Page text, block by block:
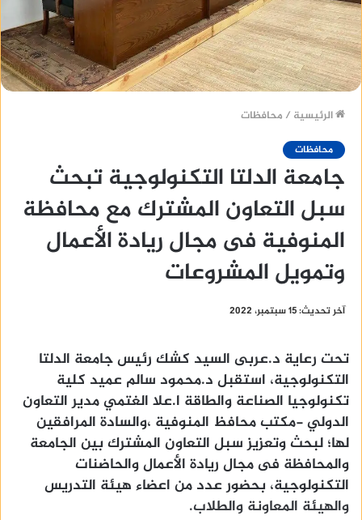
الرئيسية / محافظات
محافظات
جامعة الدلتا التكنولوجية تبحث
سبل التعاون المشترك مع محافظة
المنوفية فى مجال ريادة الأعمال
وتمويل المشروعات
آخر تحديث: 15 سبتمبر، 2022
تحت رعاية د.عربى السيد كشك رئيس جامعة الدلتا
التكنولوجية، استقبل د.محمود سالم عميد كلية
تكنولوجيا الصناعة والطاقة ا.علا الغتمي مدير التعاون
الدولي -مكتب محافظ المنوفية ،والسادة المرافقين
لها؛ لبحث وتعزيز سبل التعاون المشترك بين الجامعة
والمحافظة فى مجال ريادة الأعمال والحاضنات
التكنولوجية، بحضور عدد من اعضاء هيئة التدريس
والهيئة المعاونة والطلاب.